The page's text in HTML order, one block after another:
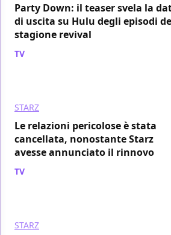
Party Down: il teaser svela la
di uscita su Hulu degli episodi
stagione revival
TV
STARZ
Le relazioni pericolose è stata
cancellata, nonostante Starz
avesse annunciato il rinnovo
TV
STARZ